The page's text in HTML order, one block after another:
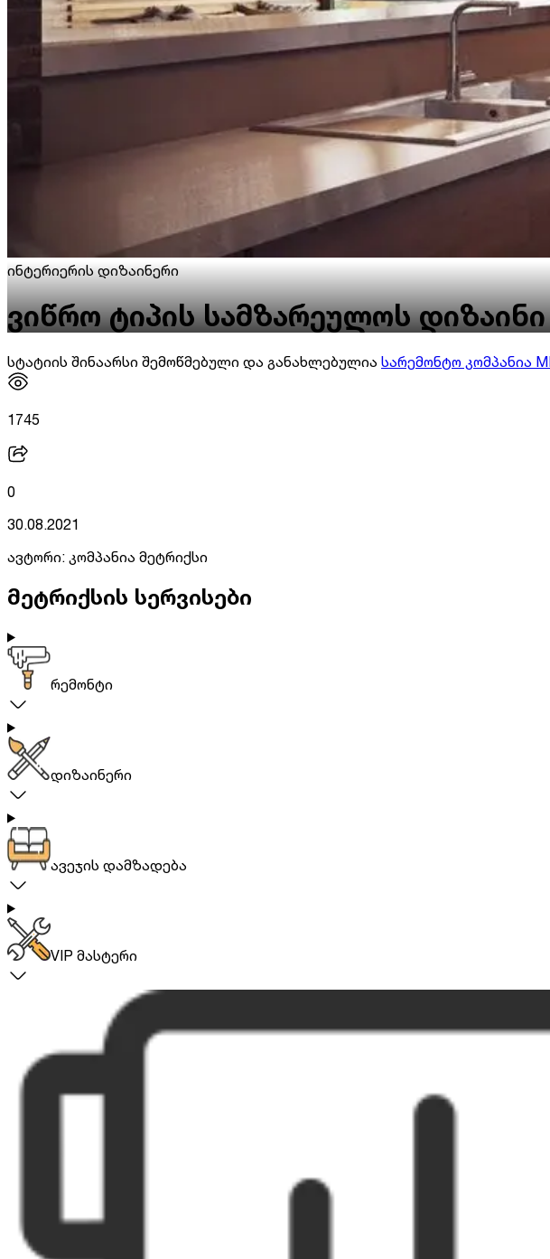
ინტერიერის დიზაინერი
ვიწრო ტიპის სამზარეულოს დიზაინი
სტატიის შინაარსი შემოწმებული და განახლებულია სარემონტო კომპანია
1745
0
30.08.2021
ავტორი: კომპანია მეტრიქსი
მეტრიქსის სერვისები
რემონტი
დიზაინერი
ავეჯის დამზადება
VIP მასტერი